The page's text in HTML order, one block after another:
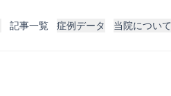
記事一覧 症例データ 当院について